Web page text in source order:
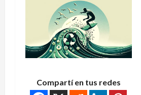
Compartí en tus redes